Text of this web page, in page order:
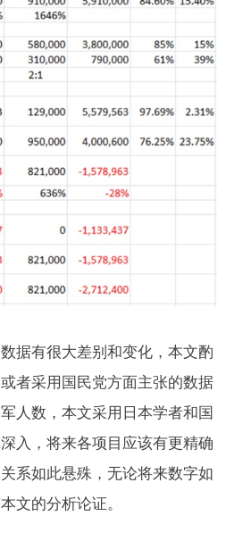
据有很大差别和变化，本文酌
者采用国民党方面主张的数据
人数，本文采用日本学者和国
入，将来各项目应该有更精确
系如此悬殊，无论将来数字如
文的分析论证。